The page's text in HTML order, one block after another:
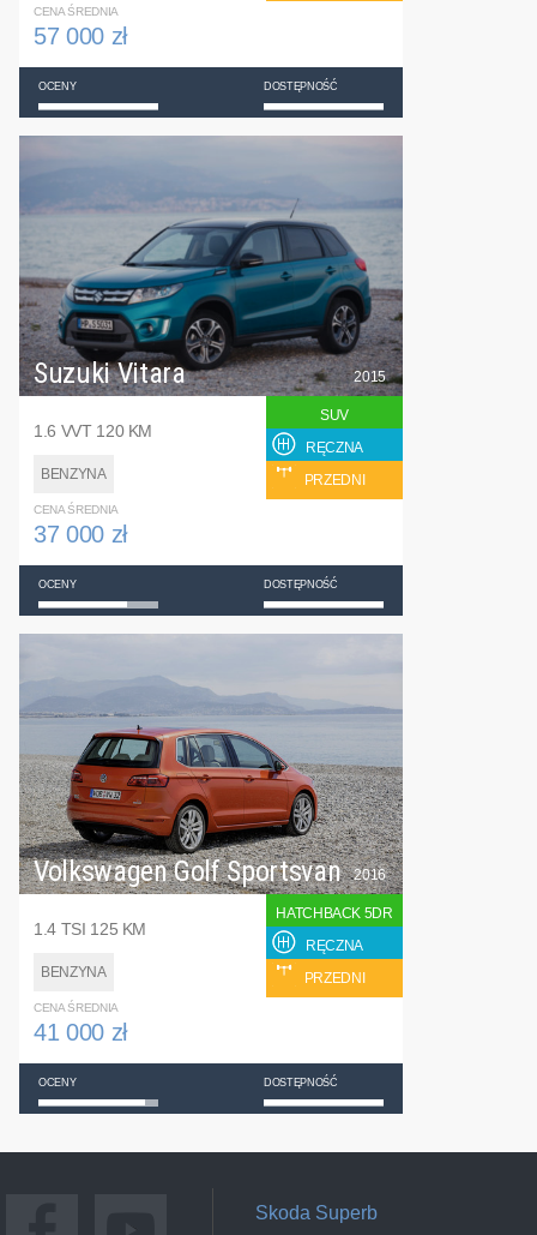
CENA ŚREDNIA
57 000 zł
OCENY DOSTĘPNOŚĆ
Suzuki Vitara
1.6 VVT 120 KM
BENZYNA
2015
SUV
RĘCZNA
PRZEDNI
CENA ŚREDNIA
37 000 zł
OCENY DOSTĘPNOŚĆ
Volkswagen Golf Sportsvan
1.4 TSI 125 KM
BENZYNA
2016
HATCHBACK 5DR
RĘCZNA
PRZEDNI
CENA ŚREDNIA
41 000 zł
OCENY DOSTĘPNOŚĆ
Skoda Superb